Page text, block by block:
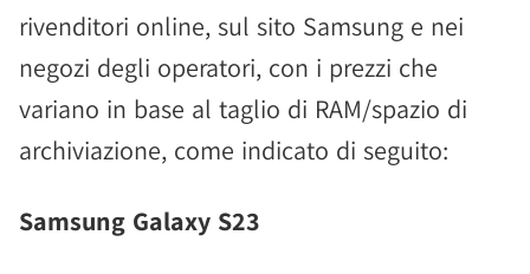
rivenditori online, sul sito Samsung e nei
negozi degli operatori, con i prezzi che
variano in base al taglio di RAM/spazio di
archiviazione, come indicato di seguito:
Samsung Galaxy S23